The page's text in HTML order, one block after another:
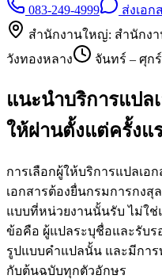
083-249-4999
ส่งเอก
สำนักงานใหญ่: สำนักง
วังทองหลาง
จันทร์ – ศุกร์
แนะนำบริการแปล
ให้ผ่านตั้งแต่ครั้งแ
การเลือกผู้ให้บริการแปลเอ
เอกสารต้องยื่นกรมการกงสุ
แบบที่หน่วยงานนั้นรับ ไม่ใ
ข้อคือ ผู้แปลระบุชื่อและรับร
รูปแบบคำแปลนั้น และมีการ
กับต้นฉบับทุกตัวอักษร